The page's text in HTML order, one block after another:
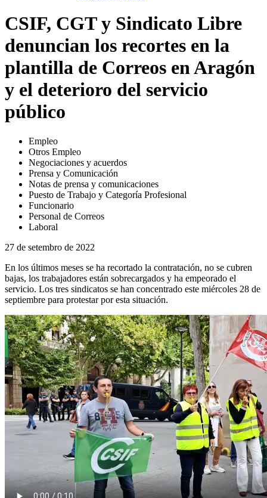
CSIF, CGT y Sindicato Libre
denuncian los recortes en la
plantilla de Correos en Aragón
y el deterioro del servicio
público
Empleo
Otros Empleo
Negociaciones y acuerdos
Prensa y Comunicación
Notas de prensa y comunicaciones
Puesto de Trabajo y Categoría Profesional
Funcionario
Personal de Correos
Laboral
27 de setembro de 2022
En los últimos meses se ha recortado la contratación, no se cubren
bajas, los trabajadores están sobrecargados y ha empeorado el
servicio. Los tres sindicatos se han concentrado este miércoles 28 de
septiembre para protestar por esta situación.